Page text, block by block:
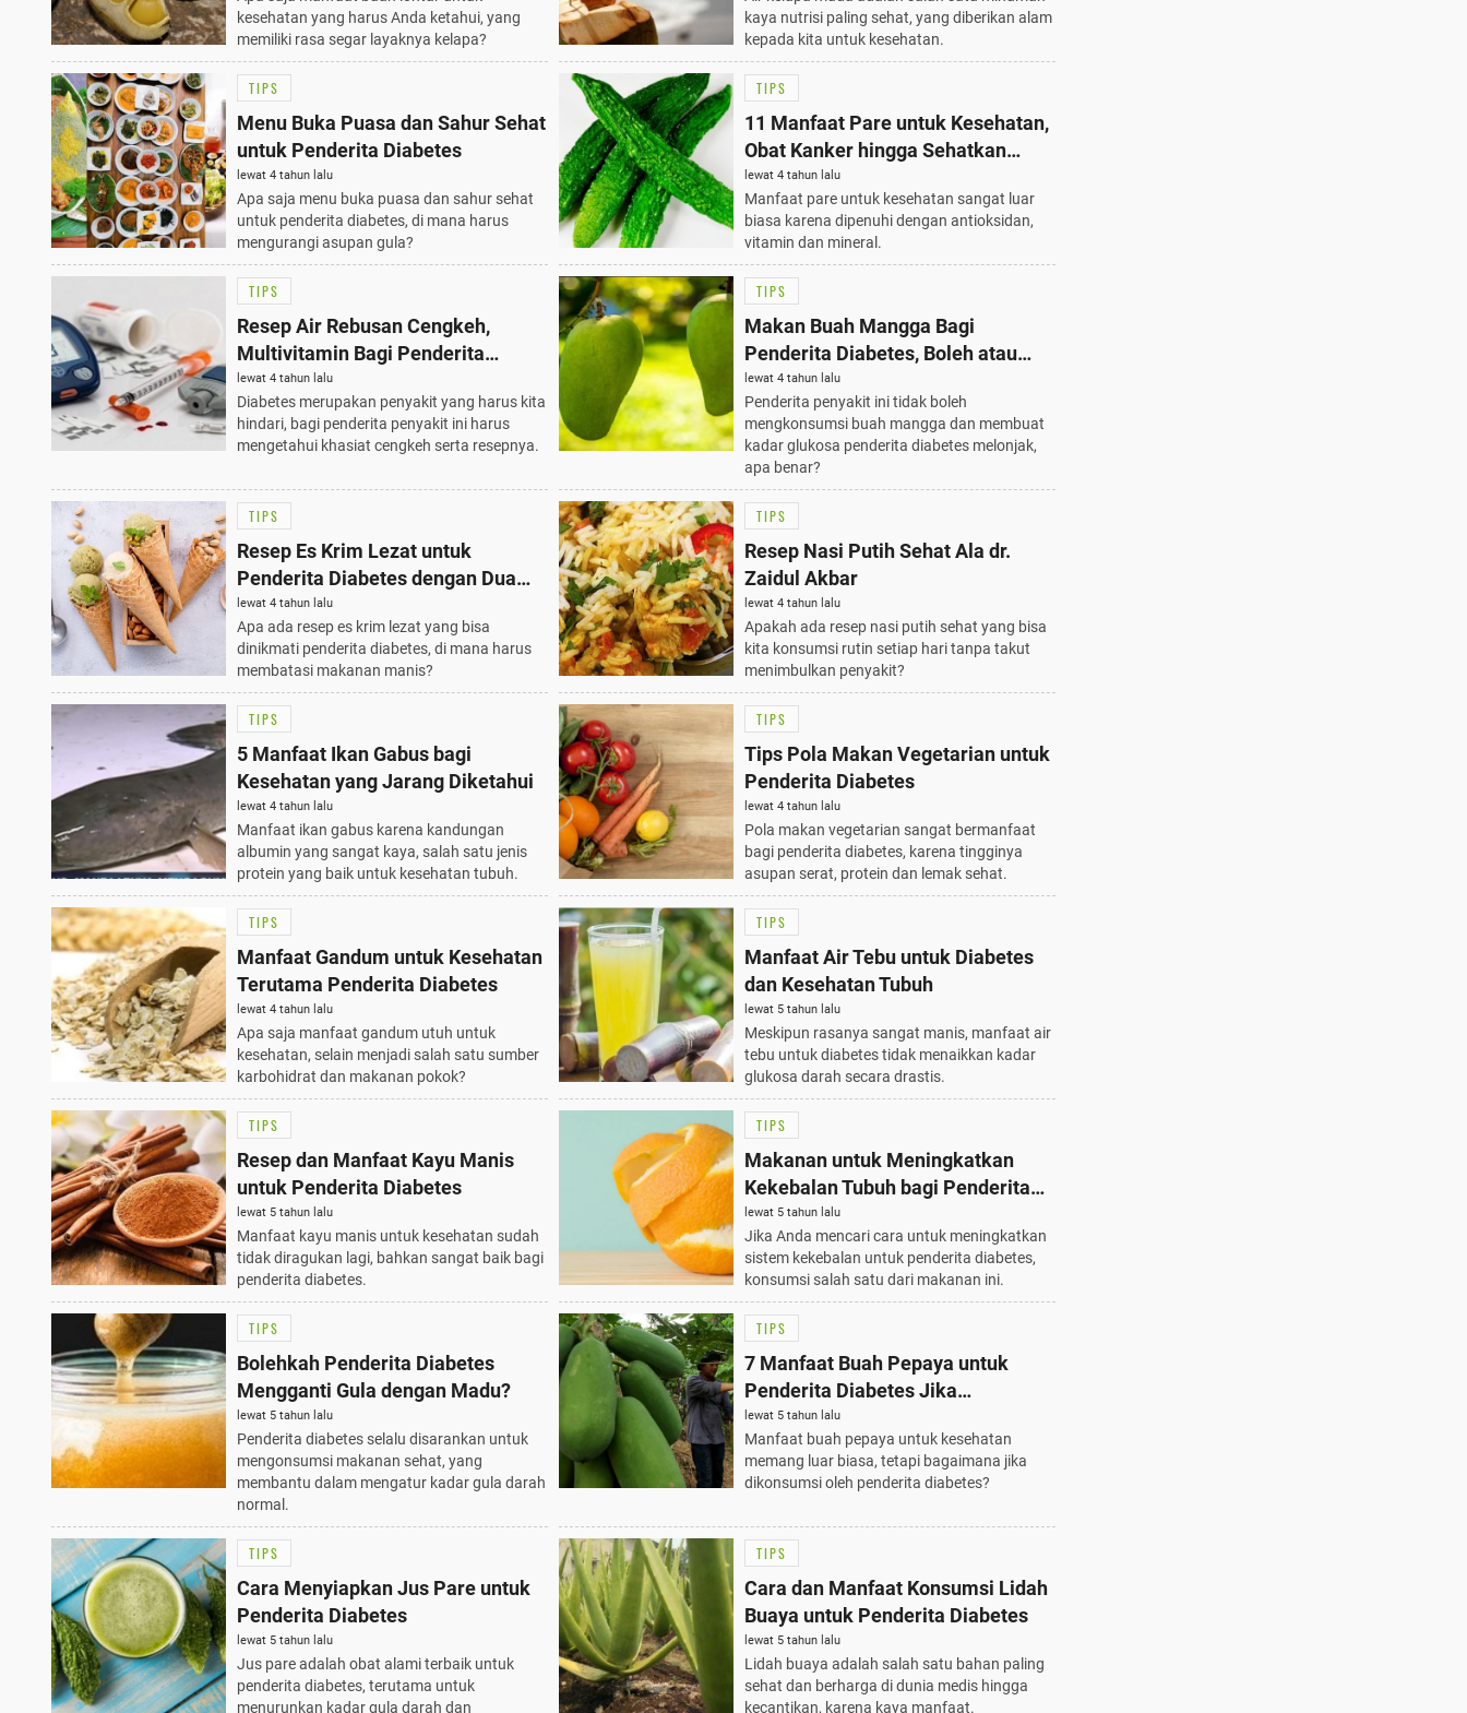
kesehatan yang harus Anda ketahui, yang
memiliki rasa segar layaknya kelapa?
kaya nutrisi paling sehat, yang diberikan alam
kepada kita untuk kesehatan.
TIPS
Menu Buka Puasa dan Sahur Sehat
untuk Penderita Diabetes
lewat 4 tahun lalu
Apa saja menu buka puasa dan sahur sehat
untuk penderita diabetes, di mana harus
mengurangi asupan gula?
TIPS
11 Manfaat Pare untuk Kesehatan,
Obat Kanker hingga Sehatkan
Jantung
lewat 4 tahun lalu
Manfaat pare untuk kesehatan sangat luar
biasa karena dipenuhi dengan antioksidan,
vitamin dan mineral.
TIPS
Resep Air Rebusan Cengkeh,
Multivitamin Bagi Penderita
Diabetes
lewat 4 tahun lalu
Diabetes merupakan penyakit yang harus kita
hindari, bagi penderita penyakit ini harus
mengetahui khasiat cengkeh serta resepnya.
TIPS
Makan Buah Mangga Bagi
Penderita Diabetes, Boleh atau
Tidak?
lewat 4 tahun lalu
Penderita penyakit ini tidak boleh
mengkonsumsi buah mangga dan membuat
kadar glukosa penderita diabetes melonjak,
apa benar?
TIPS
Resep Es Krim Lezat untuk
Penderita Diabetes dengan Dua
Bahan
lewat 4 tahun lalu
Apa ada resep es krim lezat yang bisa
dinikmati penderita diabetes, di mana harus
membatasi makanan manis?
TIPS
Resep Nasi Putih Sehat Ala dr.
Zaidul Akbar
lewat 4 tahun lalu
Apakah ada resep nasi putih sehat yang bisa
kita konsumsi rutin setiap hari tanpa takut
menimbulkan penyakit?
TIPS
5 Manfaat Ikan Gabus bagi
Kesehatan yang Jarang Diketahui
lewat 4 tahun lalu
Manfaat ikan gabus karena kandungan
albumin yang sangat kaya, salah satu jenis
protein yang baik untuk kesehatan tubuh.
TIPS
Tips Pola Makan Vegetarian untuk
Penderita Diabetes
lewat 4 tahun lalu
Pola makan vegetarian sangat bermanfaat
bagi penderita diabetes, karena tingginya
asupan serat, protein dan lemak sehat.
TIPS
Manfaat Gandum untuk Kesehatan
Terutama Penderita Diabetes
lewat 4 tahun lalu
Apa saja manfaat gandum utuh untuk
kesehatan, selain menjadi salah satu sumber
karbohidrat dan makanan pokok?
TIPS
Manfaat Air Tebu untuk Diabetes
dan Kesehatan Tubuh
lewat 5 tahun lalu
Meskipun rasanya sangat manis, manfaat air
tebu untuk diabetes tidak menaikkan kadar
glukosa darah secara drastis.
TIPS
Resep dan Manfaat Kayu Manis
untuk Penderita Diabetes
lewat 5 tahun lalu
Manfaat kayu manis untuk kesehatan sudah
tidak diragukan lagi, bahkan sangat baik bagi
penderita diabetes.
TIPS
Makanan untuk Meningkatkan
Kekebalan Tubuh bagi Penderita
Diabetes
lewat 5 tahun lalu
Jika Anda mencari cara untuk meningkatkan
sistem kekebalan untuk penderita diabetes,
konsumsi salah satu dari makanan ini.
TIPS
Bolehkah Penderita Diabetes
Mengganti Gula dengan Madu?
lewat 5 tahun lalu
Penderita diabetes selalu disarankan untuk
mengonsumsi makanan sehat, yang
membantu dalam mengatur kadar gula darah
normal.
TIPS
7 Manfaat Buah Pepaya untuk
Penderita Diabetes Jika
Dikonsumsi Rutin
lewat 5 tahun lalu
Manfaat buah pepaya untuk kesehatan
memang luar biasa, tetapi bagaimana jika
dikonsumsi oleh penderita diabetes?
TIPS
Cara Menyiapkan Jus Pare untuk
Penderita Diabetes
lewat 5 tahun lalu
Jus pare adalah obat alami terbaik untuk
penderita diabetes, terutama untuk
menurunkan kadar gula darah dan
TIPS
Cara dan Manfaat Konsumsi Lidah
Buaya untuk Penderita Diabetes
lewat 5 tahun lalu
Lidah buaya adalah salah satu bahan paling
sehat dan berharga di dunia medis hingga
kecantikan, karena kaya manfaat.